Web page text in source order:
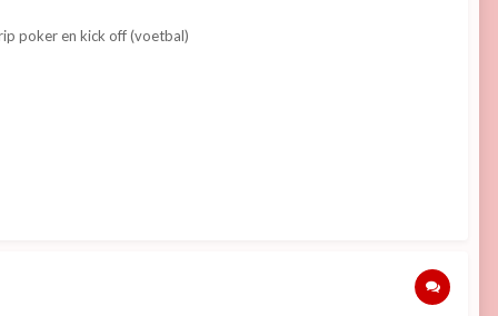
poker en kick off (voetbal)